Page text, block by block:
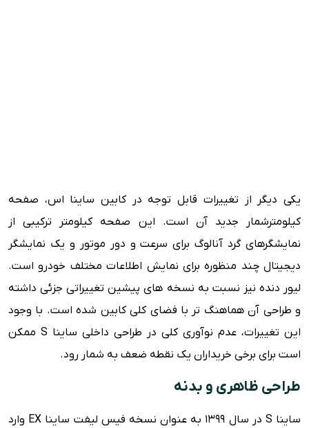
یکی دیگر از تغییرات قابل توجه در کابین ساینا اس، صفحه
کیلومترشمار جدید آن است. این صفحه کیلومتر ترکیبی از
نمایشگرهای گرد آنالوگ برای سرعت و دور موتور و یک نمایشگر
دیجیتال چند منظوره برای نمایش اطلاعات مختلف خودرو است.
لیور دنده نیز نسبت به نسخه های پیشین تغییراتی جزئی داشته
و طراحی آن هماهنگ تر با فضای کلی کابین شده است. با وجود
این تغییرات، عدم نوآوری کلی در طراحی داخلی ساینا S ممکن
است برای برخی خریداران یک نقطه ضعف به شمار رود.
طراحی ظاهری و بدنه
ساینا S در سال ۱۳۹۹ به عنوان نسخه فیس لیفت ساینا EX وارد